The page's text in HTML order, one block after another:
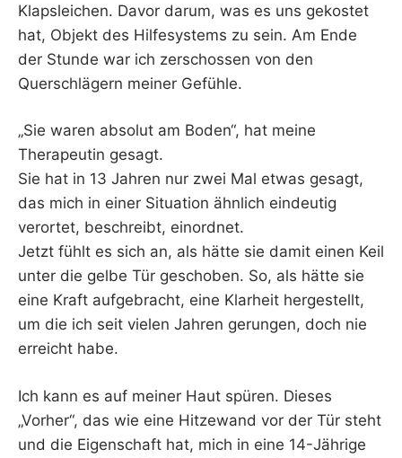
Klapsleichen. Davor darum, was es uns gekostet
hat, Objekt des Hilfesystems zu sein. Am Ende
der Stunde war ich zerschossen von den
Querschlägern meiner Gefühle.
„Sie waren absolut am Boden“, hat meine
Therapeutin gesagt.
Sie hat in 13 Jahren nur zwei Mal etwas gesagt,
das mich in einer Situation ähnlich eindeutig
verortet, beschreibt, einordnet.
Jetzt fühlt es sich an, als hätte sie damit einen Keil
unter die gelbe Tür geschoben. So, als hätte sie
eine Kraft aufgebracht, eine Klarheit hergestellt,
um die ich seit vielen Jahren gerungen, doch nie
erreicht habe.
Ich kann es auf meiner Haut spüren. Dieses
„Vorher“, das wie eine Hitzewand vor der Tür steht
und die Eigenschaft hat, mich in eine 14-Jährige